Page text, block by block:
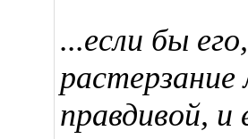
...если бы
правдивой,